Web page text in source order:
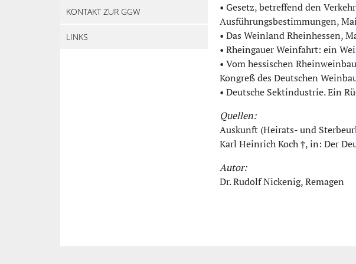
KONTAKT ZUR GGW
LINKS
• Gesetz, betreffend den
Ausführungsbestimmungen,
• Das Weinland Rheinhessen,
• Rheingauer Weinfahrt: ein
• Vom hessischen
Kongreß des Deutschen
• Deutsche Sektindustrie. Ein
Quellen:
Auskunft (Heirats- und
Karl Heinrich Koch †, in: Der
Autor:
Dr. Rudolf Nickenig, Remagen